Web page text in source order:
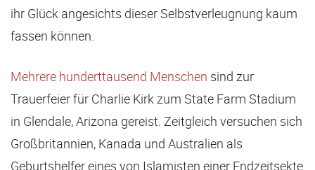
ihr Glück angesichts dieser Selbstverleugnung kaum
fassen können.
Mehrere hunderttausend Menschen sind zur
Trauerfeier für Charlie Kirk zum State Farm Stadium
in Glendale, Arizona gereist. Zeitgleich versuchen sich
Großbritannien, Kanada und Australien als
Geburtshelfer eines von Islamisten einer Endzeitsekte